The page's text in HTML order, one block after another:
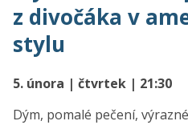
z divočáka v
stylu
5. února | čtvrtek | 21:30
Dým, pomalé pečení,